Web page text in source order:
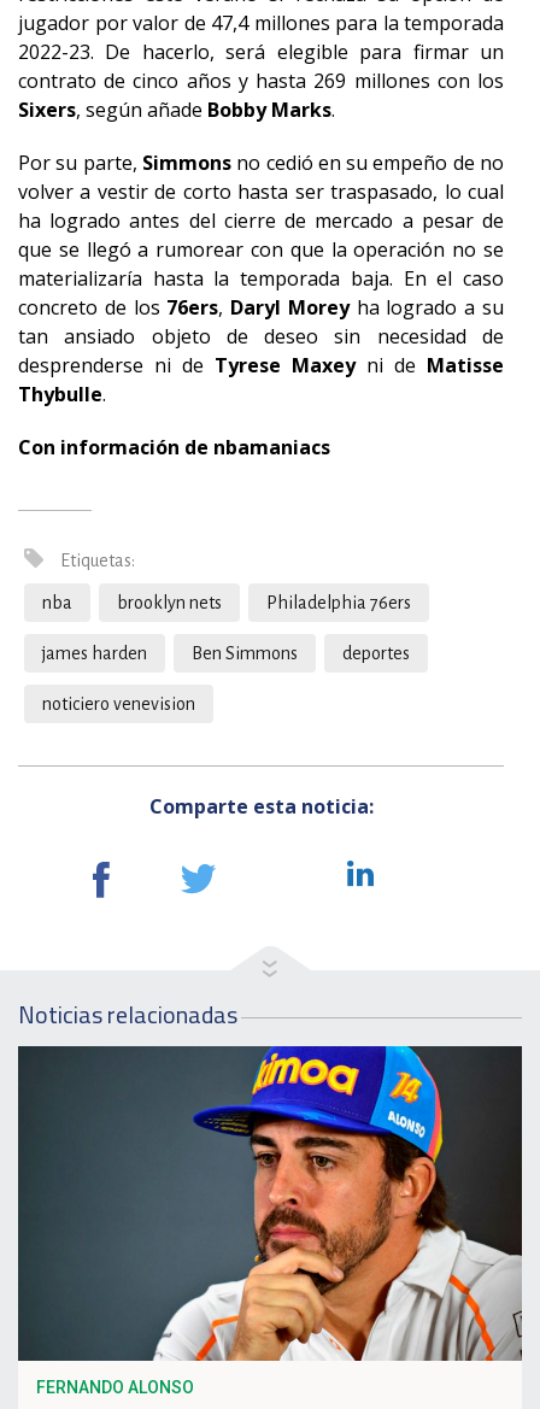
jugador por valor de 47,4 millones para la temporada
2022-23. De hacerlo, será elegible para firmar un
contrato de cinco años y hasta 269 millones con los
Sixers, según añade Bobby Marks.
Por su parte, Simmonsno cedió en su empeño de no
volver a vestir de corto hasta ser traspasado, lo cual
ha logrado antes del cierre de mercado a pesar de
que se llegó a rumorear con que la operación no se
materializaría hasta la temporada baja. En el caso
concreto de los 76ers, Daryl Moreyha logrado a su
tan ansiado objeto de deseo sin necesidad de
desprenderse ni de Tyrese Maxeyni de Matisse
Thybulle.
Con información de nbamaniacs
Etiquetas:
nba brooklyn nets Philadelphia 76ers
james harden Ben Simmons deportes
noticiero venevision
Comparte esta noticia:
Noticias relacionadas
FERNANDO ALONSO